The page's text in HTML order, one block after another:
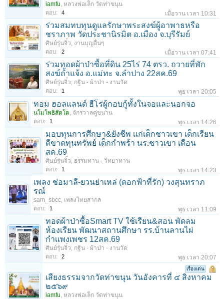
iamfu, หลวงพ่อเล็ก วัดท่าขนุน
ตอบ: 4 เมื่อวาน เวลา 10:31
ร่วมสมทบทุนดูแลรักษาพระสงฆ์ผู้อาพาธหรือ
ชราภาพ วัดประชานิรมิต อ.เมือง จ.บุรีรัมย์
ศิษย์รุ่นจิ๋ว, งานบุญอื่นๆ
ตอบ: 2 เมื่อวาน เวลา 07:41
ร่วมทอดผ้าป่าซื้อที่ดิน 25ไร่ 74 ตรว. ถวายที่พัก
สงฆ์ถ้ำแจ้ง อ.แม่ทะ จ.ลำปาง 22สค.69
ศิษย์รุ่นจิ๋ว, กฐิน - ผ้าป่า - งานวัด
ตอบ: 1 พุธ เวลา 20:05
ทอม ฮอลแลนด์ ฮีโร่ผู้กอบกู้ทั้งในจอและนอกจอ
นโมโพธิสัตโต, จักรวาลคู่ขนาน
ตอบ: 1 พุธ เวลา 14:26
มอบทุนการศึกษา&ยังชีพ เเก่เด็กชาวเขา เด็กเรียน
ดีขาดทุนทรัพย์ เด็กกำพร้า นร.ชาวเขา เดือน
สค.69
ศิษย์รุ่นจิ๋ว, ธรรมทาน - วิทยาทาน
ตอบ: 1 พุธ เวลา 14:23
เพลง ช่อมาลี-ยวนย่าเหล่ (ดอกฟ้าที่รัก) วงสุนทราภ
รณ์
sam_sbcc, เพลงไทยสากล
ตอบ: 1 พุธ เวลา 11:09
ทอดผ้าป่าซื้อSmart TV ใช้เรียน&สอน พัดลม
ห้องเรียน พัฒนาสถานศึกษา รร.บ้านลานไผ่
กําเเพงเพชร 12สค.69
ศิษย์รุ่นจิ๋ว, กฐิน - ผ้าป่า - งานวัด
ตอบ: 2 พุธ เวลา 20:07
เรื่องเด่น
เสียงธรรมจากวัดท่าขนุน วันอังคารที่ ๔ สิงหาคม
๒๕๖๙
iamfu, หลวงพ่อเล็ก วัดท่าขนุน